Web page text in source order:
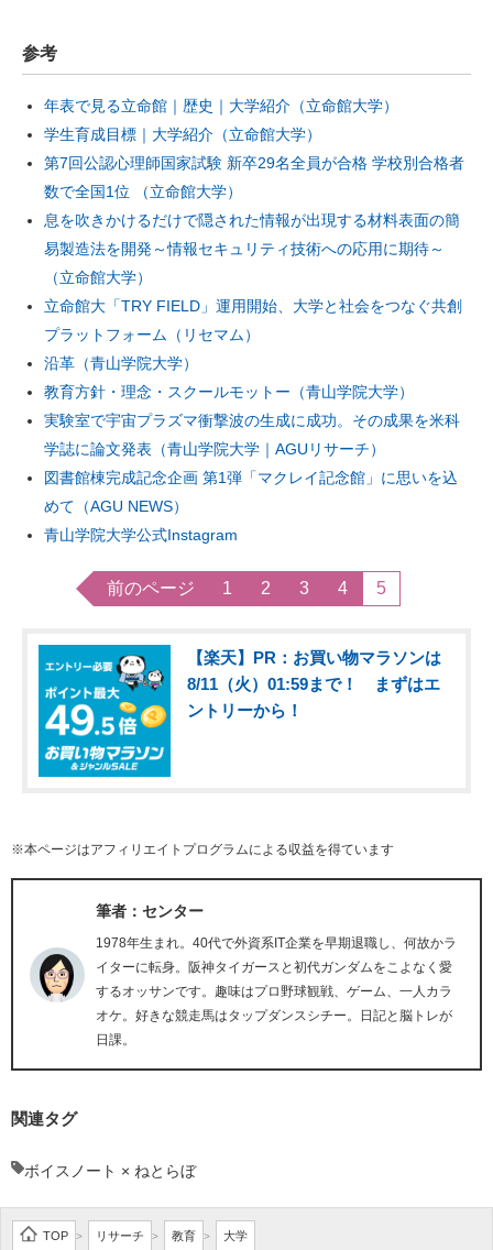
参考
年表で見る立命館｜歴史｜大学紹介（立命館大学）
学生育成目標｜大学紹介（立命館大学）
第7回公認心理師国家試験 新卒29名全員が合格 学校別合格者
数で全国1位 （立命館大学）
息を吹きかけるだけで隠された情報が出現する材料表面の簡
易製造法を開発～情報セキュリティ技術への応用に期待～
（立命館大学）
立命館大「TRY FIELD」運用開始、大学と社会をつなぐ共創
プラットフォーム（リセマム）
沿革（青山学院大学）
教育方針・理念・スクールモットー（青山学院大学）
実験室で宇宙プラズマ衝撃波の生成に成功。その成果を米科
学誌に論文発表（青山学院大学｜AGUリサーチ）
図書館棟完成記念企画 第1弾「マクレイ記念館」に思いを込
めて（AGU NEWS）
青山学院大学公式Instagram
前のページ 1 2 3 4 5
【楽天】PR：お買い物マラソンは
8/11（火）01:59まで！ まずはエ
ントリーから！
※本ページはアフィリエイトプログラムによる収益を得ています
筆者：センター
1978年生まれ。40代で外資系IT企業を早期退職し、何故かラ
イターに転身。阪神タイガースと初代ガンダムをこよなく愛
するオッサンです。趣味はプロ野球観戦、ゲーム、一人カラ
オケ。好きな競走馬はタップダンスシチー。日記と脳トレが
日課。
関連タグ
ボイスノート × ねとらぼ
TOP > リサーチ > 教育 > 大学